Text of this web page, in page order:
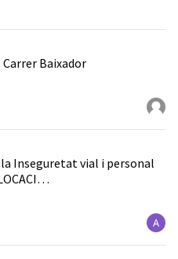
Baixador
la Inseguretat vial i personal